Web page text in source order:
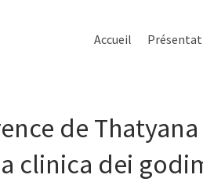
Accueil
de
la clinica dei